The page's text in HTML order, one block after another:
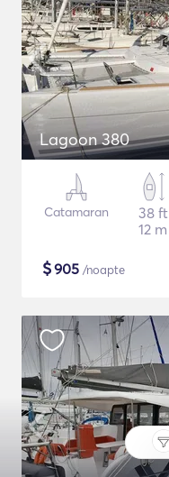
Lagoon 380
Catamaran
38 ft
12 m
$905 /noapte